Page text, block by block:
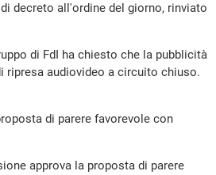
decreto all'ordine del giorno, rinviato
di FdI ha chiesto che la pubblicità
audiovideo a circuito chiuso.
di parere favorevole con
approva la proposta di parere